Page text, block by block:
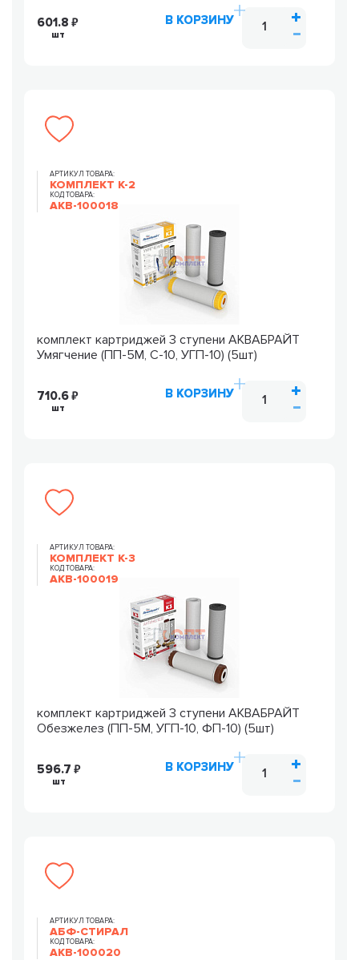
601.8
шт
В КОРЗИНУ
АРТИКУЛ ТОВАРА:
КОМПЛЕКТ К-2
КОД ТОВАРА:
AKB-100018
комплект картриджей 3 ступени АКВАБРАЙТ
Умягчение (ПП-5М, С-10, УГП-10) (5шт)
710.6
шт
В КОРЗИНУ
АРТИКУЛ ТОВАРА:
КОМПЛЕКТ К-3
КОД ТОВАРА:
AKB-100019
комплект картриджей 3 ступени АКВАБРАЙТ
Обезжелез (ПП-5М, УГП-10, ФП-10) (5шт)
596.7
шт
В КОРЗИНУ
АРТИКУЛ ТОВАРА:
АБФ-СТИРАЛ
КОД ТОВАРА:
AKB-100020